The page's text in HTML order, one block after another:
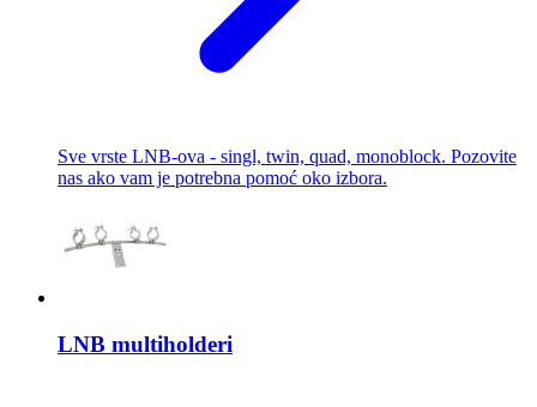
Sve vrste LNB-ova - singl, twin, quad, monoblock. Pozovite
nas ako vam je potrebna pomoć oko izbora.
LNB multiholderi